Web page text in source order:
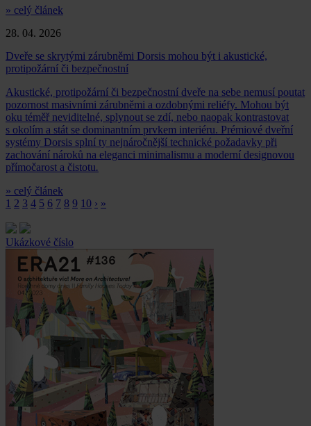
» celý článek
28. 04. 2026
Dveře se skrytými zárubněmi Dorsis mohou být i akustické,
protipožární či bezpečnostní
Akustické, protipožární či bezpečnostní dveře na sebe nemusí poutat
pozornost masivními zárubněmi a ozdobnými reliéfy. Mohou být
oku téměř neviditelné, splynout se zdí, nebo naopak kontrastovat
s okolím a stát se dominantním prvkem interiéru. Prémiové dveřní
systémy Dorsis splní ty nejnáročnější technické požadavky při
zachování nároků na eleganci minimalismu a moderní designovou
přímočarost a čistotu.
» celý článek
1 2 3 4 5 6 7 8 9 10 › »
Ukázkové číslo